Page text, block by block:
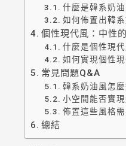
什麼是韓系奶油
如何佈置出韓系
個性現代風：中性
什麼是個性現代
如何實現個性現
常見問題Q&A
韓系奶油風怎
小空間能否實
佈置這些風格
總結